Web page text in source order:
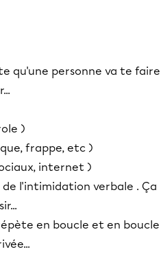
qu'une personne va te faire
)
frappe, etc )
internet )
l'intimidation verbale . Ça
en boucle et en boucle